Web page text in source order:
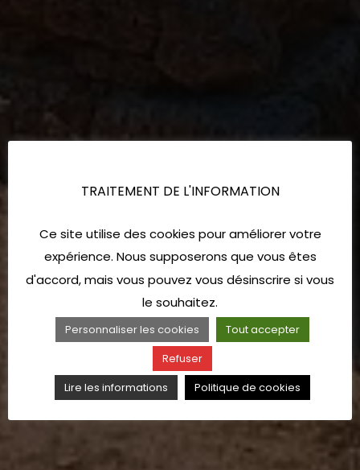
TRAITEMENT DE L'INFORMATION
Ce site utilise des cookies pour améliorer votre
expérience. Nous supposerons que vous êtes
d'accord, mais vous pouvez vous désinscrire si vous
le souhaitez.
Personnaliser les cookies
Tout accepter
Refuser
Lire les informations
Politique de cookies